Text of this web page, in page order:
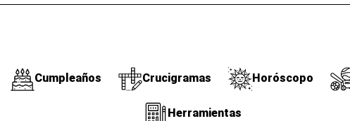
Cumpleaños Crucigramas Horóscopo
Herramientas